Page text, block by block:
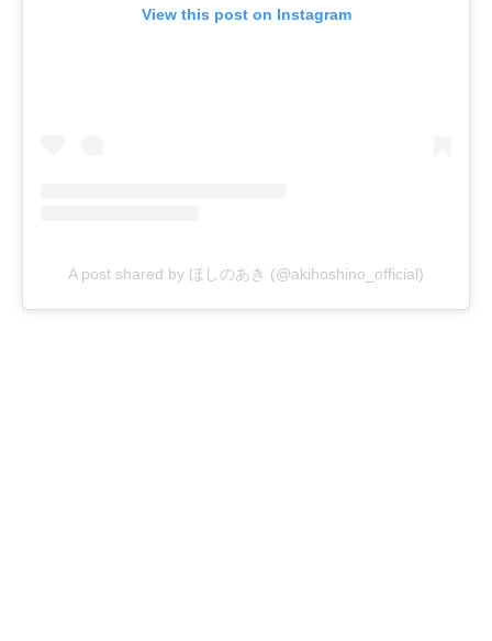
View this post on Instagram
A post shared by ほしのあき (@akihoshino_official)